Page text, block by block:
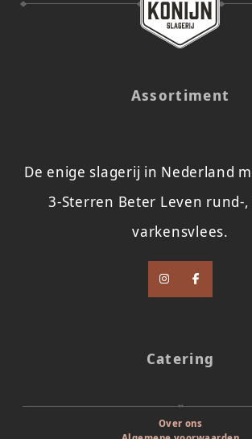
Assortiment
De enige slagerij in Nederland
3-Sterren Beter Leven rund-
varkensvlees.
Catering
Over ons